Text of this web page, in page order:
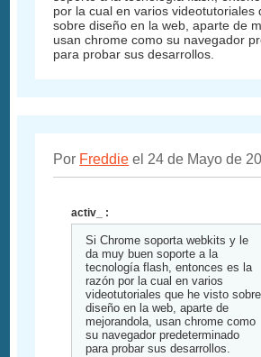
por la cual en varios videotutoriales
sobre diseño en la web, aparte de
usan chrome como su navegador
para probar sus desarrollos.
Por Freddie el 24 de Mayo de
activ_ :
Si Chrome soporta webkits y le
da muy buen soporte a la
tecnología flash, entonces es la
razón por la cual en varios
videotutoriales que he visto sobre
diseño en la web, aparte de
mejorandola, usan chrome como
su navegador predeterminado
para probar sus desarrollos.